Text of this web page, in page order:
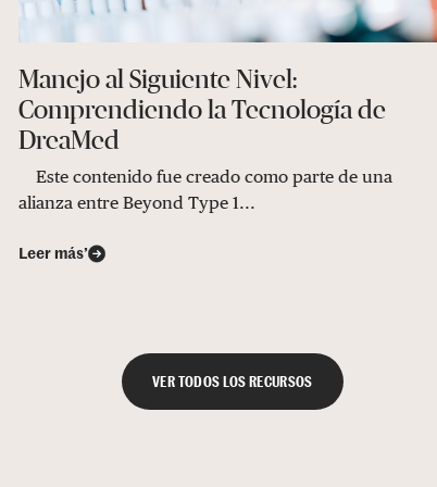
Manejo al Siguiente Nivel:
Comprendiendo la Tecnología de
DreaMed
Este contenido fue creado como parte de una
alianza entre Beyond Type 1...
Leer más’
VER TODOS LOS RECURSOS